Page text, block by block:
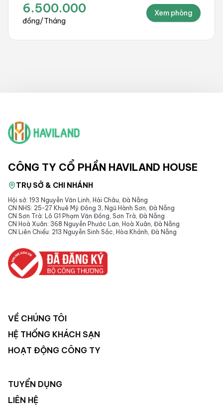
10.000.000
đồng/Tháng
Xem phòng
CÔNG TY CỔ PHẦN HAVILAND HOUSE
TRỤ SỞ & CHI NHÁNH
Hội sở: 193 Nguyễn Văn Linh, Hải Châu, Đà Nẵng
CN NHS: 25-27 Khuê Mỹ Đông 3, Ngũ Hành Sơn, Đà Nẵng
CN Sơn Trà: Lô G1 Phạm Văn Đồng, Sơn Trà, Đà Nẵng
CN Hoà Xuân: 368 Nguyễn Phước Lan, Hoà Xuân, Đà Nẵng
CN Liên Chiểu: 213 Nguyễn Sinh Sắc, Hòa Khánh, Đà Nẵng
VỀ CHÚNG TÔI
HỆ THỐNG KHÁCH SẠN
HOẠT ĐỘNG CÔNG TY
TUYỂN DỤNG
LIÊN HỆ